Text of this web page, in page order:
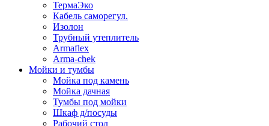
ТермаЭко
Кабель саморегул.
Изолон
Трубный утеплитель
Armaflex
Arma-chek
Мойки и тумбы
Мойка под камень
Мойка дачная
Тумбы под мойки
Шкаф д/посуды
Рабочий стол